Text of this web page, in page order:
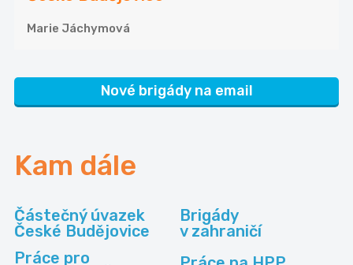
Marie Jáchymová
Nové brigády na email
Kam dále
Částečný úvazek
České Budějovice
Brigády
v zahraničí
Práce pro